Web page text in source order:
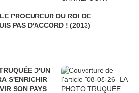
PROCUREUR DU ROI DE
BRUXELLES, JE NE SUIS PAS D'ACCORD ! (2013)
S'ENRICHIR
SON PAYS